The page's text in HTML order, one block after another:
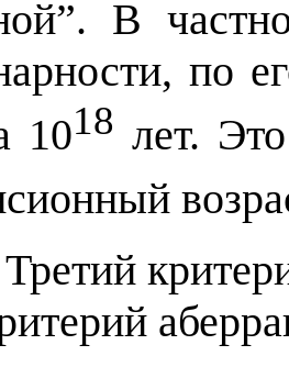
В
по
1018 лет.
критерий